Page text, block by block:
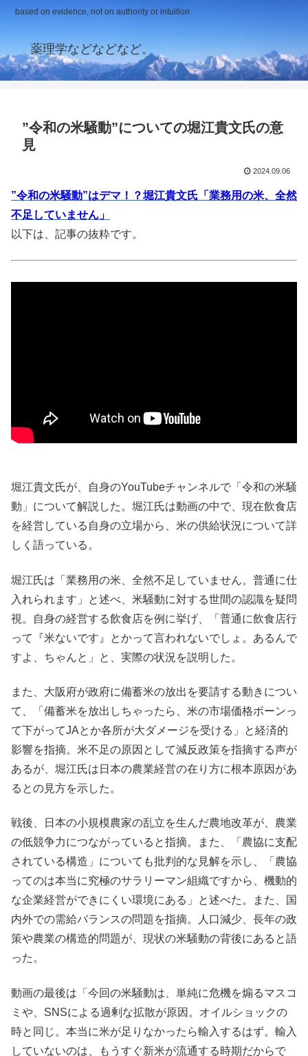
based on evidence, not on authority or intuition
薬理学などなどなど。
”令和の米騒動”についての堀江貴文氏の意
見
2024.09.06
”令和の米騒動”はデマ！？堀江貴文氏「業務用の米、全然
不足していません」
以下は、記事の抜粋です。
堀江貴文氏が、自身のYouTubeチャンネルで「令和の米騒
動」について解説した。堀江氏は動画の中で、現在飲食店
を経営している自身の立場から、米の供給状況について詳
しく語っている。
堀江氏は「業務用の米、全然不足していません。普通に仕
入れられます」と述べ、米騒動に対する世間の認識を疑問
視。自身の経営する飲食店を例に挙げ、「普通に飲食店行
って『米ないです』とかって言われないでしょ。あるんで
すよ、ちゃんと」と、実際の状況を説明した。
また、大阪府が政府に備蓄米の放出を要請する動きについ
て、「備蓄米を放出しちゃったら、米の市場価格ボーンっ
て下がってJAとか各所が大ダメージを受ける」と経済的
影響を指摘。米不足の原因として減反政策を指摘する声が
あるが、堀江氏は日本の農業経営の在り方に根本原因があ
るとの見方を示した。
戦後、日本の小規模農家の乱立を生んだ農地改革が、農業
の低競争力につながっていると指摘。また、「農協に支配
されている構造」についても批判的な見解を示し、「農協
ってのは本当に究極のサラリーマン組織ですから、機動的
な企業経営ができにくい環境にある」と述べた。また、国
内外での需給バランスの問題を指摘。人口減少、長年の政
策や農業の構造的問題が、現状の米騒動の背後にあると語
った。
動画の最後は「今回の米騒動は、単純に危機を煽るマスコ
ミや、SNSによる過剰な拡散が原因。オイルショックの
時と同じ。本当に米が足りなかったら輸入するはず。輸入
していないのは、もうすぐ新米が流通する時期だからで